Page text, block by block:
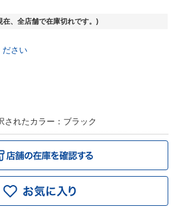
在、全店舗で在庫切れです。)
さい
されたカラー：ブラック